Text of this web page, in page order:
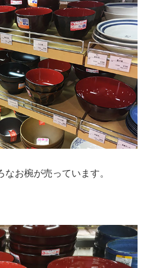
お椀が売っています。